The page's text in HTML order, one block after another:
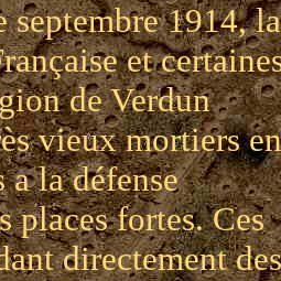
septembre 1914, la
et
de Verdun
vieux mortiers en
a la défense
places fortes. Ces
directement des